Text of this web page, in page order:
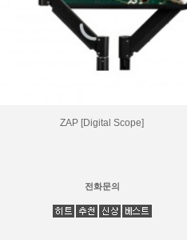
ZAP [Digital Scope]
전화문의